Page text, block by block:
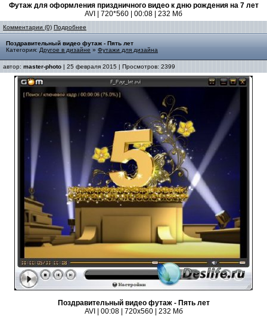
Футаж для оформления приздничного видео к дню рождения на 7 лет
AVI | 720*560 | 00:08 | 232 Мб
Комментарии (0) Подробнее
Поздравительный видео футаж - Пять лет
Категория: Другое в дизайне » Футажи для дизайна
автор: master-photo | 25 февраля 2015 | Просмотров: 2399
Поздравительный видео футаж - Пять лет
AVI | 00:08 | 720x560 | 232 Мб